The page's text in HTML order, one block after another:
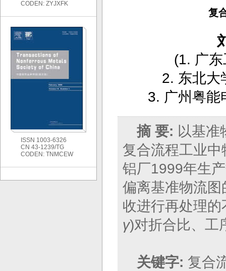
复
(1. 广
2. 东北大
3. 广州粤能
摘 要: 以基准
复合流程工业
铝厂1999年生
偏离基准物流
收进行再处理
γ)对折合比、工
关键字: 复合
CODEN: ZYJXFK
ISSN 1003-6326
CN 43-1239/TG
CODEN: TNMCEW